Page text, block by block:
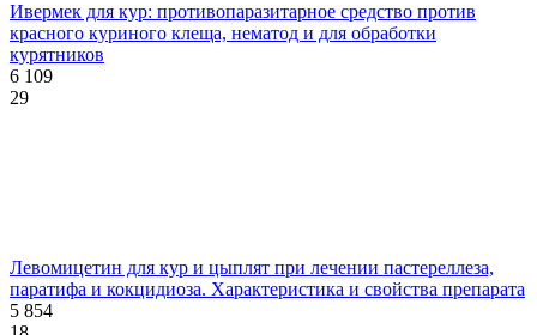
Ивермек для кур: противопаразитарное средство против
красного куриного клеща, нематод и для обработки
курятников
6 109
29
Левомицетин для кур и цыплят при лечении пастереллеза,
паратифа и кокцидиоза. Характеристика и свойства препарата
5 854